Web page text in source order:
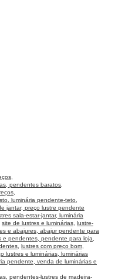
pendentes baratos,
luminária pendente-teto,
jantar, preço lustre pendente
sala-estar-jantar, luminária
site de lustres e luminárias lustre-
e abajures, abajur pendente para
e pendentes pendente para loja
lustres com preço bom,
lustres e luminárias, luminárias
pendente, venda de luminárias e
pendentes-lustres de madeira-